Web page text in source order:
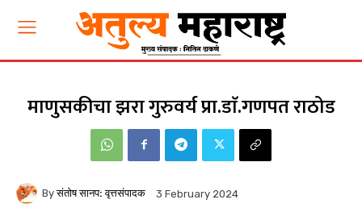
माणुसकीचा झरा गुरुवर्य प्रा.डाॅ.गणपत राठोड
By संतोष सानप: वृत्तसंपादक 3 February 2024